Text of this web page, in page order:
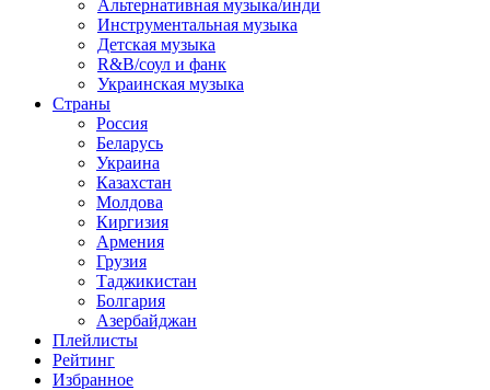
Альтернативная музыка/инди
Инструментальная музыка
Детская музыка
R&B/cоул и фанк
Украинская музыка
Страны
Россия
Беларусь
Украина
Казахстан
Молдова
Киргизия
Армения
Грузия
Таджикистан
Болгария
Азербайджан
Плейлисты
Рейтинг
Избранное